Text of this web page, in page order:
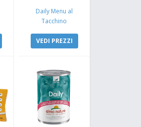
Daily Menu al
Tacchino
VEDI PREZZI